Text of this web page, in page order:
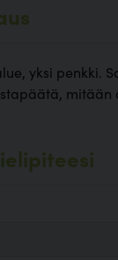
yksi penkki.
mitään